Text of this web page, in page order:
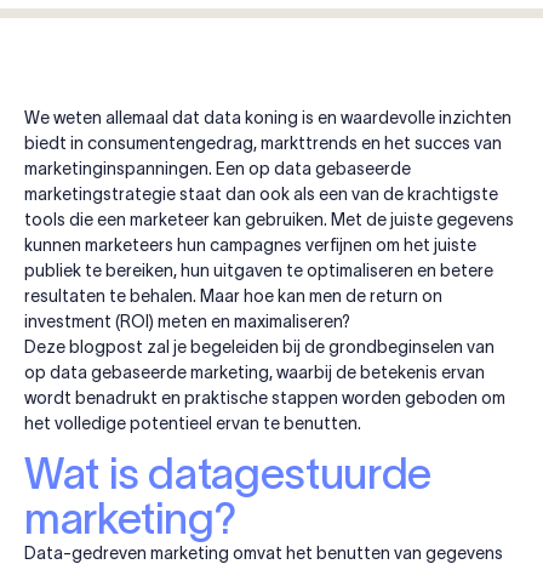
We weten allemaal dat data koning is en waardevolle inzichten
biedt in consumentengedrag, markttrends en het succes van
marketinginspanningen. Een op data gebaseerde
marketingstrategie staat dan ook als een van de krachtigste
tools die een marketeer kan gebruiken. Met de juiste gegevens
kunnen marketeers hun campagnes verfijnen om het juiste
publiek te bereiken, hun uitgaven te optimaliseren en betere
resultaten te behalen. Maar hoe kan men de return on
investment (ROI) meten en maximaliseren?
Deze blogpost zal je begeleiden bij de grondbeginselen van
op data gebaseerde marketing, waarbij de betekenis ervan
wordt benadrukt en praktische stappen worden geboden om
het volledige potentieel ervan te benutten.
Wat is datagestuurde
marketing?
Data-gedreven marketing omvat het benutten van gegevens